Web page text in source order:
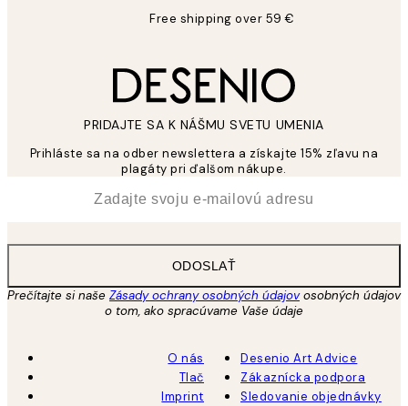
Free shipping over 59 €
PRIDAJTE SA K NÁŠMU SVETU UMENIA
Prihláste sa na odber newslettera a získajte 15% zľavu na
plagáty pri ďalšom nákupe.
ODOSLAŤ
Prečítajte si naše Zásady ochrany osobných údajovosobných údajov
o tom, ako spracúvame Vaše údaje
O nás
Tlač
Imprint
Desenio Art Advice
Zákaznícka podpora
Sledovanie objednávky